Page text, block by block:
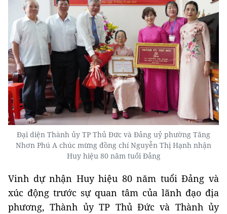
Đại diện Thành ủy TP Thủ Đức và Đảng uỷ phường Tăng
Nhơn Phú A chúc mừng đồng chí Nguyễn Thị Hạnh nhận
Huy hiệu 80 năm tuổi Đảng
Vinh dự nhận Huy hiệu 80 năm tuổi Đảng và
xúc động trước sự quan tâm của lãnh đạo địa
phương, Thành ủy TP Thủ Đức và Thành ủy